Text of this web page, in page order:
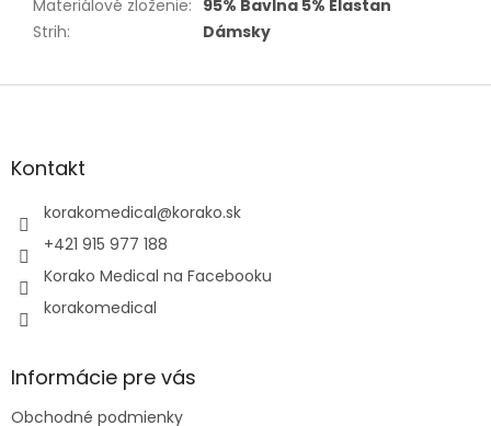
Materiálové zloženie: 95% Bavlna 5% Elastan
Strih: Dámsky
Z
äKontakt
korakomedical@korako.sk
+421 915 977 188
Korako Medical na Facebooku
korakomedical
Informácie pre vás
Obchodné podmienky